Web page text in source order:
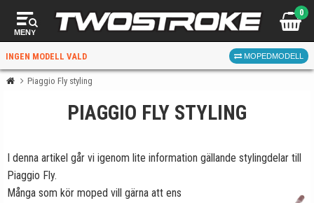
MENY
0
INGEN MODELL VALD MOPEDMODELL
VÄLJ MOPED FÖR RÄTT DELAR
Piaggio Fly styling
PIAGGIO FLY STYLING
I denna artikel går vi igenom lite information gällande stylingdelar till
Piaggio Fly.
Många som kör moped vill gärna att ens